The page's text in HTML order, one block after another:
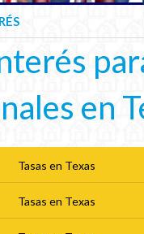
en
Tasas en Texas
Tasas en Texas